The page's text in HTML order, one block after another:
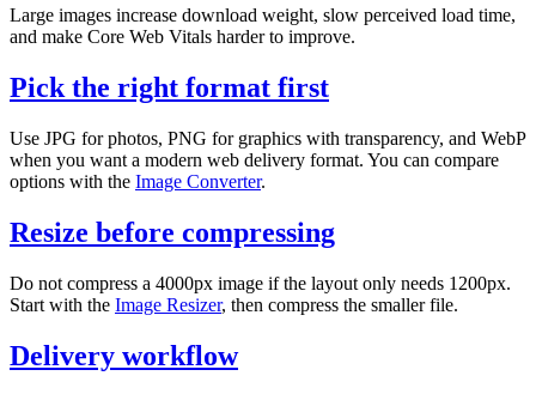
Large images increase download weight, slow perceived load time,
and make Core Web Vitals harder to improve.
Pick the right format first
Use JPG for photos, PNG for graphics with transparency, and WebP
when you want a modern web delivery format. You can compare
options with the Image Converter.
Resize before compressing
Do not compress a 4000px image if the layout only needs 1200px.
Start with the Image Resizer, then compress the smaller file.
Delivery workflow